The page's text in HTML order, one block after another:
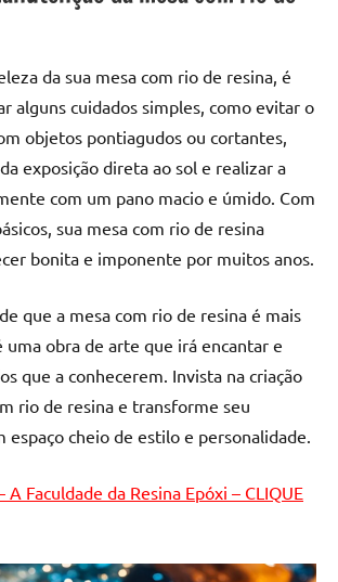
da sua mesa com rio de resina, é
alguns cuidados simples, como evitar o
objetos pontiagudos ou cortantes,
exposição direta ao sol e realizar a
com um pano macio e úmido. Com
sua mesa com rio de resina
bonita e imponente por muitos anos.
que a mesa com rio de resina é mais
uma obra de arte que irá encantar e
que a conhecerem. Invista na criação
rio de resina e transforme seu
espaço cheio de estilo e personalidade.
A Faculdade da Resina Epóxi – CLIQUE